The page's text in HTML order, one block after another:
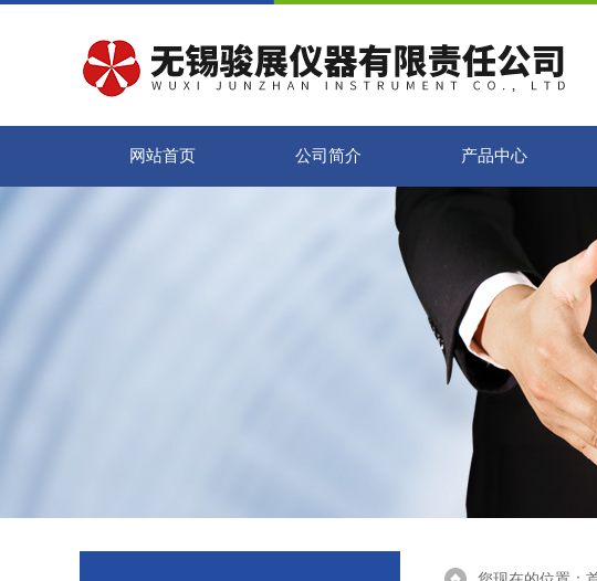
网站首页 公司简介 产品中心